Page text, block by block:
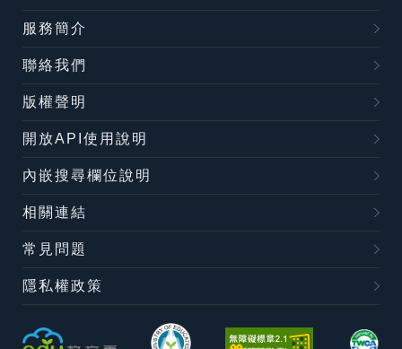
服務簡介
聯絡我們
版權聲明
開放API使用說明
內嵌搜尋欄位說明
相關連結
常見問題
隱私權政策